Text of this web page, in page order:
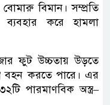
বিমান। সম্প্রতি
ব্যবহার করে হামলা
ফুট উচ্চতায় উড়তে
বহন করতে পারে। এর
পারমাণবিক অস্ত্র–